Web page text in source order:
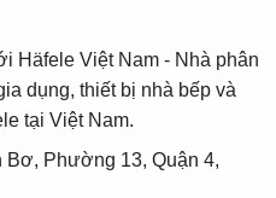
Häfele Việt Nam - Nhà phân
dụng, thiết bị nhà bếp và
tại Việt Nam.
Bơ, Phường 13, Quận 4,